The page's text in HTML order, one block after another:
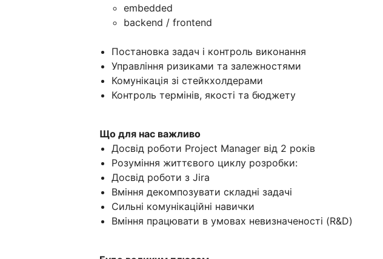
embedded
backend / frontend
Постановка задач і контроль виконання
Управління ризиками та залежностями
Комунікація зі стейкхолдерами
Контроль термінів, якості та бюджету
Що для нас важливо
Досвід роботи Project Manager від 2 років
Розуміння життєвого циклу розробки:
Досвід роботи з Jira
Вміння декомпозувати складні задачі
Сильні комунікаційні навички
Вміння працювати в умовах невизначеності (R&D)